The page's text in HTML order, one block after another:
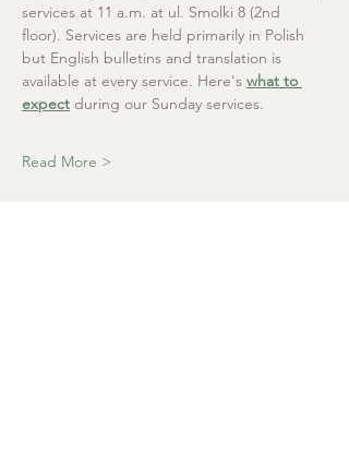
services at 11 a.m. at ul. Smolki 8 (2nd
floor). Services are held primarily in Polish
but English bulletins and translation is
available at every service. Here's what to
expect during our Sunday services.
Read More >